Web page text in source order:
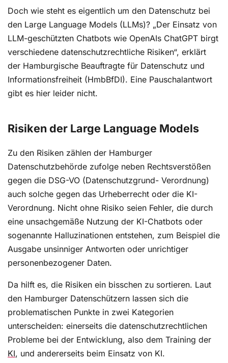
Doch wie steht es eigentlich um den Datenschutz bei
den Large Language Models (LLMs)? „Der Einsatz von
LLM-geschützten Chatbots wie OpenAIs ChatGPT birgt
verschiedene datenschutzrechtliche Risiken“, erklärt
der Hamburgische Beauftragte für Datenschutz und
Informationsfreiheit (HmbBfDI). Eine Pauschalantwort
gibt es hier leider nicht.
Risiken der Large Language Models
Zu den Risiken zählen der Hamburger
Datenschutzbehörde zufolge neben Rechtsverstößen
gegen die DSG-VO (Datenschutzgrund- Verordnung)
auch solche gegen das Urheberrecht oder die KI-
Verordnung. Nicht ohne Risiko seien Fehler, die durch
eine unsachgemäße Nutzung der KI-Chatbots oder
sogenannte Halluzinationen entstehen, zum Beispiel die
Ausgabe unsinniger Antworten oder unrichtiger
personenbezogener Daten.
Da hilft es, die Risiken ein bisschen zu sortieren. Laut
den Hamburger Datenschützern lassen sich die
problematischen Punkte in zwei Kategorien
unterscheiden: einerseits die datenschutzrechtlichen
Probleme bei der Entwicklung, also dem Training der
KI, und andererseits beim Einsatz von KI.